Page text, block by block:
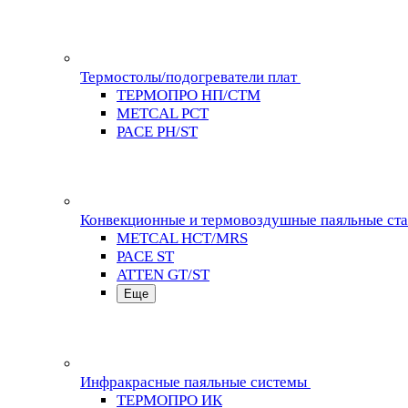
Термостолы/подогреватели плат
ТЕРМОПРО НП/СТМ
METCAL PCT
PACE PH/ST
Конвекционные и термовоздушные паяльные
METCAL HCT/MRS
PACE ST
ATTEN GT/ST
Еще
Инфракрасные паяльные системы
ТЕРМОПРО ИК